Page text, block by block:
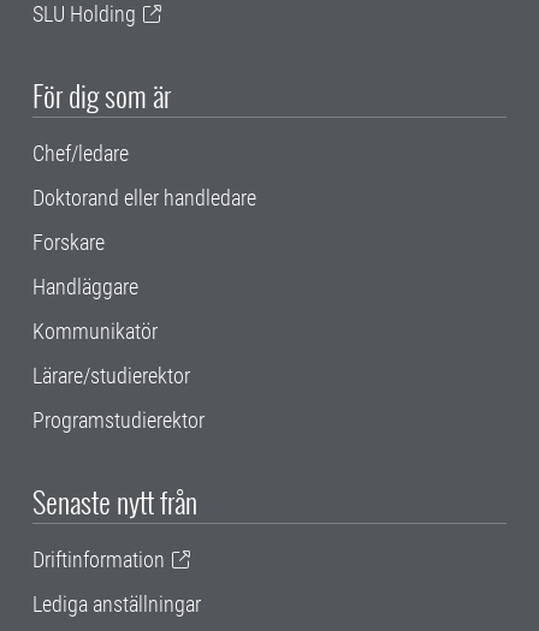
SLU Holding
För dig som är
Chef/ledare
Doktorand eller handledare
Forskare
Handläggare
Kommunikatör
Lärare/studierektor
Programstudierektor
Senaste nytt från
Driftinformation
Lediga anställningar